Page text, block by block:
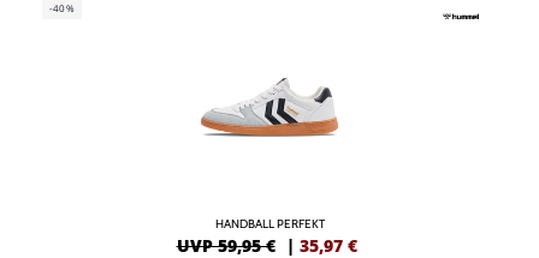
-40%
HANDBALL PERFEKT
UVP 59,95 € | 35,97 €